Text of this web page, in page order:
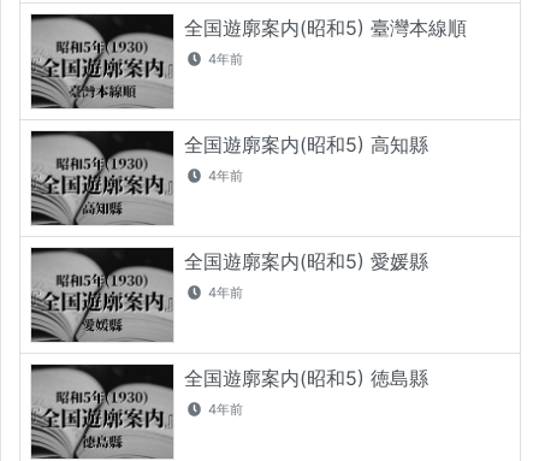
全国遊廓案内(昭和5) 臺灣本線順
4年前
全国遊廓案内(昭和5) 高知縣
4年前
全国遊廓案内(昭和5) 愛媛縣
4年前
全国遊廓案内(昭和5) 徳島縣
4年前